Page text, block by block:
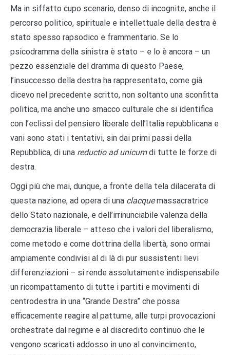
Ma in siffatto cupo scenario, denso di incognite, anche il
percorso politico, spirituale e intellettuale della destra è
stato spesso rapsodico e frammentario. Se lo
psicodramma della sinistra è stato – e lo è ancora – un
pezzo essenziale del dramma di questo Paese,
l’insuccesso della destra ha rappresentato, come già
dicevo nel precedente scritto, non soltanto una sconfitta
politica, ma anche uno smacco culturale che si identifica
con l’eclissi del pensiero liberale dell’Italia repubblicana e
vani sono stati i tentativi, sin dai primi passi della
Repubblica, di una reductio ad unicumdi tutte le forze di
destra.
Oggi più che mai, dunque, a fronte della tela dilacerata di
questa nazione, ad opera di una clacquemassacratrice
dello Stato nazionale, e dell’irrinunciabile valenza della
democrazia liberale – atteso che i valori del liberalismo,
come metodo e come dottrina della libertà, sono ormai
ampiamente condivisi al di là di pur sussistenti lievi
differenziazioni – si rende assolutamente indispensabile
un ricompattamento di tutte i partiti e movimenti di
centrodestra in una “Grande Destra” che possa
efficacemente reagire al pattume, alle turpi provocazioni
orchestrate dal regime e al discredito continuo che le
vengono scaricati addosso in uno al convincimento,